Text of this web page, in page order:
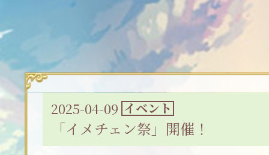
2025-04-09 イベント
「イメチェン祭」開催！